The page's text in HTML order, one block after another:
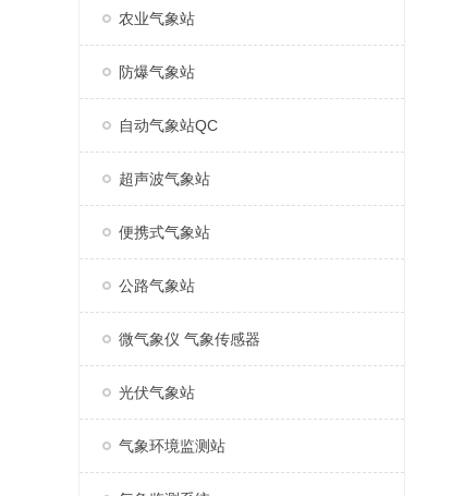
农业气象站
防爆气象站
自动气象站QC
超声波气象站
便携式气象站
公路气象站
微气象仪 气象传感器
光伏气象站
气象环境监测站